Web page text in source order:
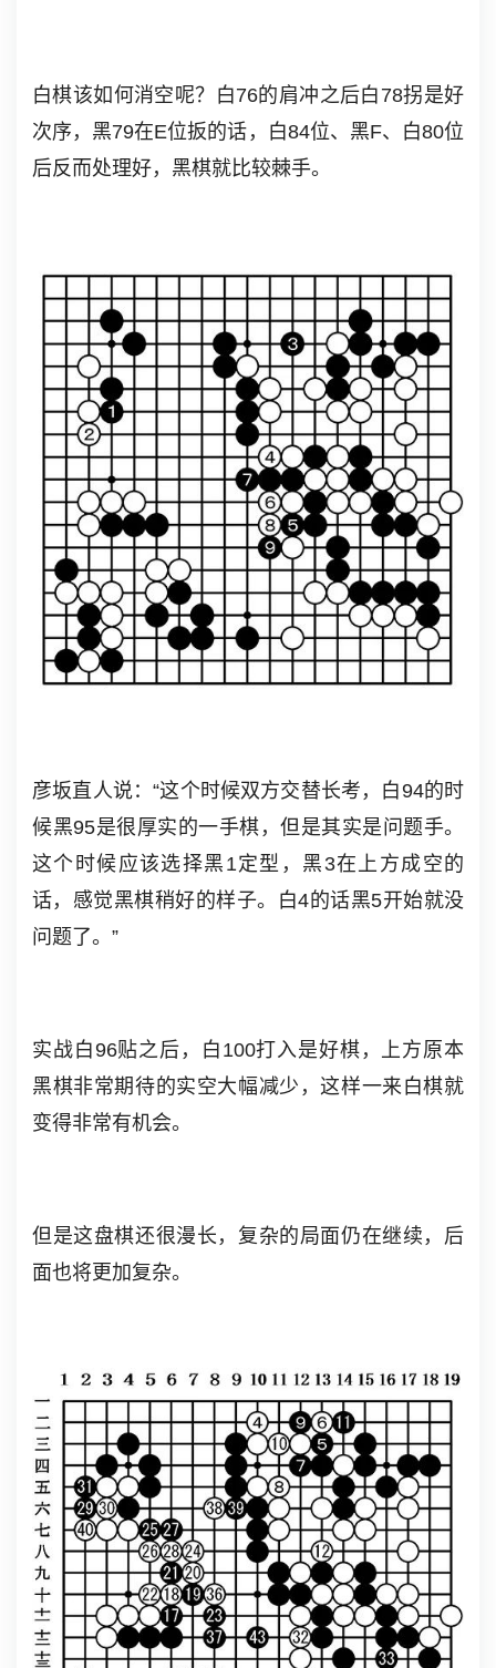
白棋该如何消空呢？白76的肩冲之后白78拐是好
次序，黑79在E位扳的话，白84位、黑F、白80位
后反而处理好，黑棋就比较棘手。
彦坂直人说：“这个时候双方交替长考，白94的时
候黑95是很厚实的一手棋，但是其实是问题手。
这个时候应该选择黑1定型，黑3在上方成空的
话，感觉黑棋稍好的样子。白4的话黑5开始就没
问题了。”
实战白96贴之后，白100打入是好棋，上方原本
黑棋非常期待的实空大幅减少，这样一来白棋就
变得非常有机会。
但是这盘棋还很漫长，复杂的局面仍在继续，后
面也将更加复杂。